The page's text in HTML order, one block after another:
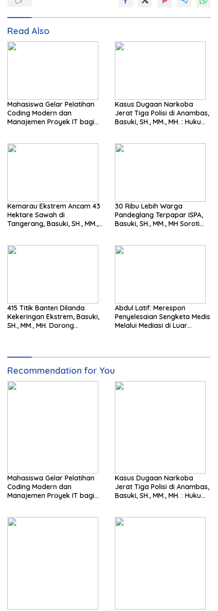
Read Also
Mahasiswa Gelar Pelatihan
Coding Modern dan
Manajemen Proyek IT bagi
Kasus Dugaan Narkoba
Jerat Tiga Polisi di Anambas,
Basuki, SH., MM., MH. : Hukum
Kemarau Ekstrem Ancam 43
Hektare Sawah di
Tangerang, Basuki, SH., MM.,
30 Ribu Lebih Warga
Pandeglang Terpapar ISPA,
Basuki, SH., MM., MH Soroti
415 Titik Banten Dilanda
Kekeringan Ekstrem, Basuki,
SH., MM., MH. Dorong
Abdul Latif: Merespon
Penyelesaian Sengketa Medis
Melalui Mediasi di Luar
Recommendation for You
Mahasiswa Gelar Pelatihan
Coding Modern dan
Manajemen Proyek IT bagi
Kasus Dugaan Narkoba
Jerat Tiga Polisi di Anambas,
Basuki, SH., MM., MH. : Hukum